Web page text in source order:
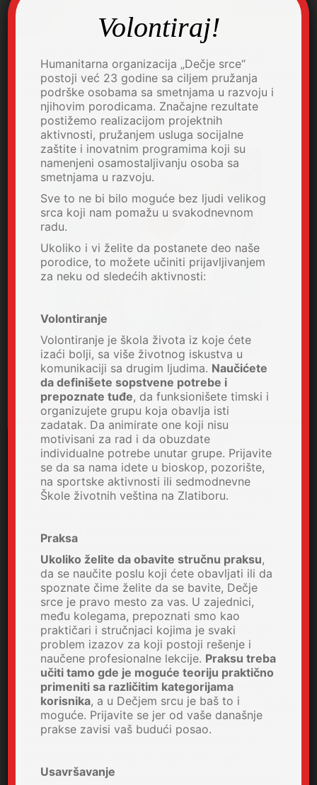
kecelju krasi rad koji je nacrtao Lazar, za sve one koji su
stalno gladni i zaljubljeni!
25 GODINA SA VAMA!
6.3. 2024. godine, obradovala nas je poseta
ambasadora Japana Nj.e.g. IMAMURA Akira, u kafe –
restoranu “Zvuci srca” na Vračaru gde se družio sa
našim zaposlenim mladim osobama sa smetnjama u
organizacije Dečje srce Goranom Rojevićem i
Druženju su prisustvovali i direktor Japanske
organizacije JICA Masahiro Ueki i njegovi saradnici
Shizuka Nakano i Toshihide Arai.
Toshihide Arai je preko volonterskog programa za
prekomorsku saradnju JICA, anagažovan već drugu
godinu u radnom centru Zvuci srca na Vračaru, gde
svojim iskustvom pomaže u organizaciji događaja i
promociji aktivnosti. “Zvuci srca” su jedinstveno mesto
u Srbiji u kome se inkluzija mladih sa smetnjama u
mentalnom razvoju promoviše u praksi i gde se
angažovani mladi sa smetnjama u mentalnom razvoju i
Volontiraj!
Humanitarna organizacija „Dečje srce“
postoji već 23 godine sa ciljem pružanja
podrške osobama sa smetnjama u razvoju i
njihovim porodicama. Značajne rezultate
postižemo realizacijom projektnih
aktivnosti, pružanjem usluga socijalne
zaštite i inovatnim programima koji su
namenjeni osamostaljivanju osoba sa
smetnjama u razvoju.
Sve to ne bi bilo moguće bez ljudi velikog
srca koji nam pomažu u svakodnevnom
radu.
Ukoliko i vi želite da postanete deo naše
porodice, to možete učiniti prijavljivanjem
za neku od sledećih aktivnosti:
Volontiranje
Volontiranje je škola života iz koje ćete
izaći bolji, sa više životnog iskustva u
komunikaciji sa drugim ljudima. Naučićete
da definišete sopstvene potrebe i
prepoznate tuđe, da funksionišete timski i
organizujete grupu koja obavlja isti
zadatak. Da animirate one koji nisu
motivisani za rad i da obuzdate
individualne potrebe unutar grupe. Prijavite
se da sa nama idete u bioskop, pozorište,
na sportske aktivnosti ili sedmodnevne
Škole životnih veština na Zlatiboru.
Praksa
Ukoliko želite da obavite stručnu praksu,
da se naučite poslu koji ćete obavljati ili da
spoznate čime želite da se bavite, Dečje
srce je pravo mesto za vas. U zajednici,
među kolegama, prepoznati smo kao
praktičari i stručnjaci kojima je svaki
problem izazov za koji postoji rešenje i
naučene profesionalne lekcije. Praksu treba
učiti tamo gde je moguće teoriju praktično
primeniti sa različitim kategorijama
korisnika, a u Dečjem srcu je baš to i
moguće. Prijavite se jer od vaše današnje
prakse zavisi vaš budući posao.
Usavršavanje